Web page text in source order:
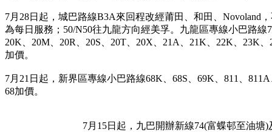
7月28日起，城巴路線B3A來回程改經莆田、和田、Novoland
為每日服務；50/N50往九龍方向經美孚。九龍區專線小巴路
20K、20M、20R、20S、20T、20X、21A、21K、22K、23K
加價。
7月21日起，新界區專線小巴路線68K、68S、69K、811、
68加價。